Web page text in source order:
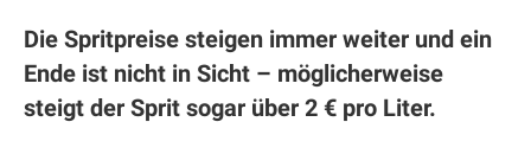
Die Spritpreise steigen immer weiter und ein
Ende ist nicht in Sicht – möglicherweise
steigt der Sprit sogar über 2 € pro Liter.